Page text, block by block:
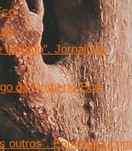
teólogo". Jornalista
de Umberto Eco
outros”. Entrevista com